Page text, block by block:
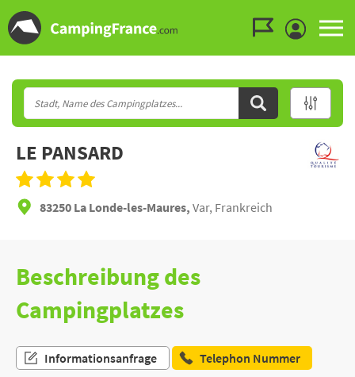
LE PANSARD
83250 La Londe-les-Maures, Var, Frankreich
Beschreibung des
Campingplatzes
Informationsanfrage
Telephon Nummer